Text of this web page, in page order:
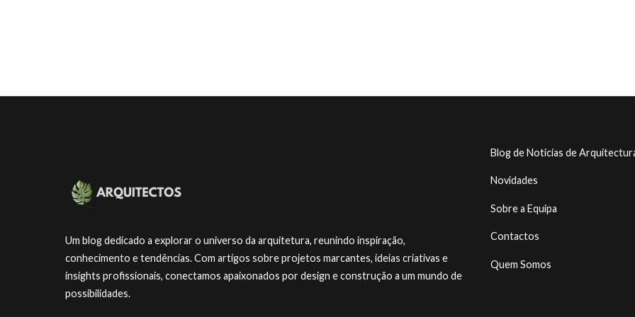
Um blog dedicado a explorar o universo da arquitetura, reunindo inspiração,
conhecimento e tendências. Com artigos sobre projetos marcantes, ideias criativas e
insights profissionais, conectamos apaixonados por design e construção a um mundo de
possibilidades.
Blog de Noticias de
Novidades
Sobre a Equipa
Contactos
Quem Somos